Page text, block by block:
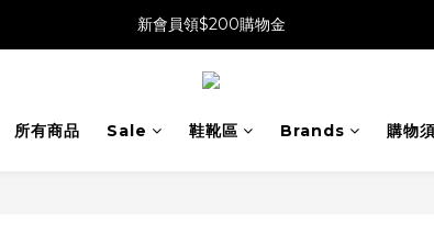
新會員領$200購物金
所有商品 Sale 鞋靴區 Brands 購物